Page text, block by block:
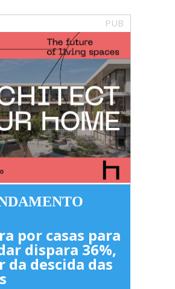
PUB
por casas para
dispara 36%,
da descida das